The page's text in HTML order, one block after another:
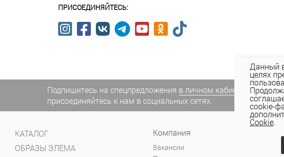
ПРИСОЕДИНЯЙТЕСЬ:
Подпишитесь на спецпредложения в личном кабинете Elema
присоединяйтесь к нам в социальных сетях.
КАТАЛОГ
ОБРАЗЫ ЭЛЕМА
Компания
Вакансии
Данный
целях
cookie-
Cookie.